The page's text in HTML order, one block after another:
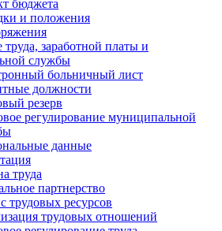
бюджета
и положения
заработной платы и
службы
больничный лист
должности
резерв
регулирование муниципальной
данные
труда
партнерство
трудовых ресурсов
трудовых отношений